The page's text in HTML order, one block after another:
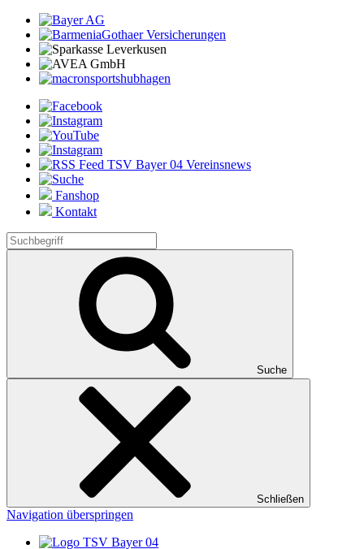
Fanshop
Kontakt
Suche
Schließen
Navigation überspringen